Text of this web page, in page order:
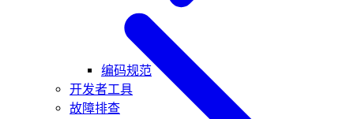
编码规范
开发者工具
故障排查